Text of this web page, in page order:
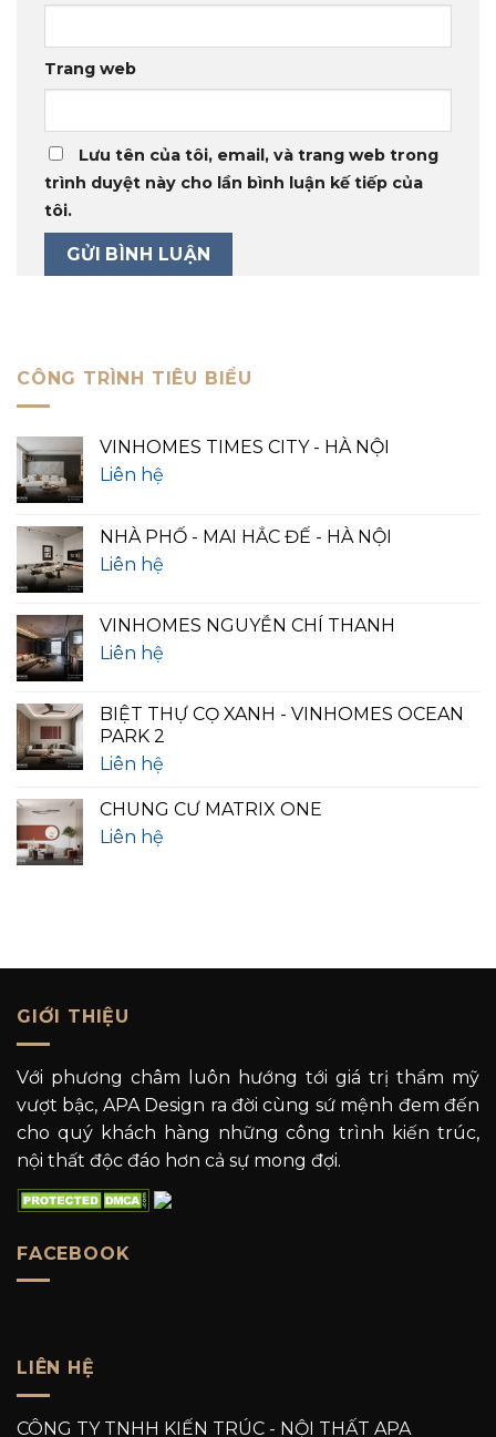
Trang web
Lưu tên của tôi, email, và trang web trong
trình duyệt này cho lần bình luận kế tiếp của
tôi.
CÔNG TRÌNH TIÊU BIỂU
VINHOMES TIMES CITY - HÀ NỘI
Liên hệ
NHÀ PHỐ - MAI HẮC ĐẾ - HÀ NỘI
Liên hệ
VINHOMES NGUYỄN CHÍ THANH
Liên hệ
BIỆT THỰ CỌ XANH - VINHOMES OCEAN
PARK 2
Liên hệ
CHUNG CƯ MATRIX ONE
Liên hệ
GIỚI THIỆU
Với phương châm luôn hướng tới giá trị thẩm mỹ
vượt bậc, APA Design ra đời cùng sứ mệnh đem đến
cho quý khách hàng những công trình kiến trúc,
nội thất độc đáo hơn cả sự mong đợi.
FACEBOOK
LIÊN HỆ
CÔNG TY TNHH KIẾN TRÚC - NỘI THẤT APA